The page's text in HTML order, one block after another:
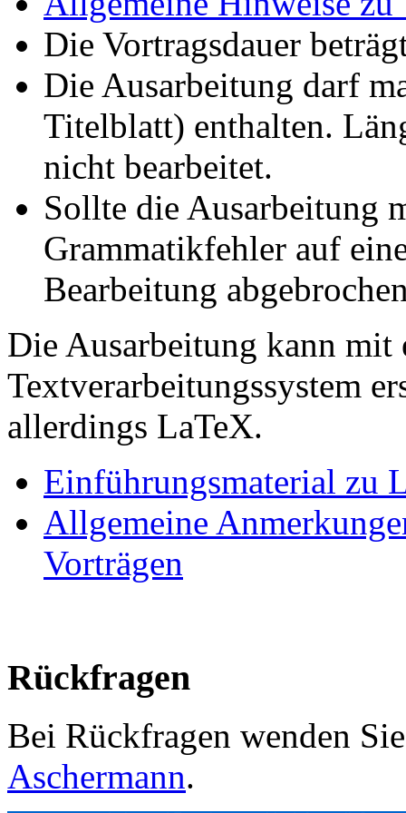
Die Vortragsdauer
Die Ausarbeitung darf
Titelblatt) enthalten.
nicht bearbeitet.
Sollte die Ausarbeitung
Grammatikfehler auf
Bearbeitung
Die Ausarbeitung kann mit
Textverarbeitungssystem
allerdings LaTeX.
Einführungsmaterial zu
Allgemeine
Vorträgen
Rückfragen
Bei Rückfragen wenden
Aschermann.